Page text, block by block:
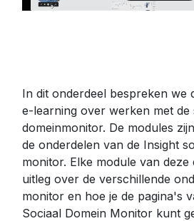
In dit onderdeel bespreken we
e-learning over werken met de
domeinmonitor. De modules
de onderdelen van de Insight
monitor. Elke module van
uitleg over de verschillende
monitor en hoe je de pagina's
Sociaal Domein Monitor kunt